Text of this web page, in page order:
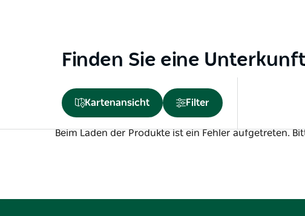
Finden Sie eine
Kartenansicht Filter
Beim Laden der Produkte ist ein Fehler aufgetreten.